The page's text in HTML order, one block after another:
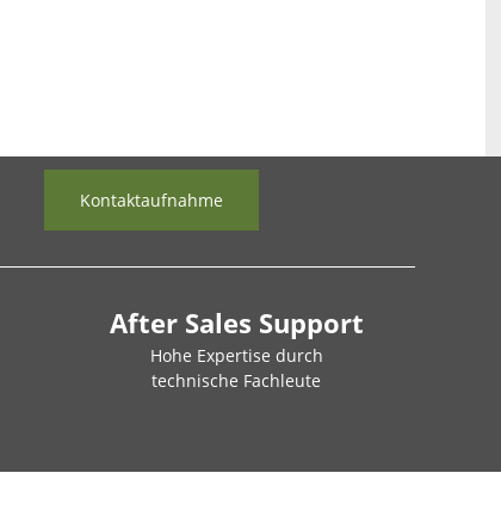
Kontaktaufnahme
After Sales Support
Hohe Expertise durch
technische Fachleute